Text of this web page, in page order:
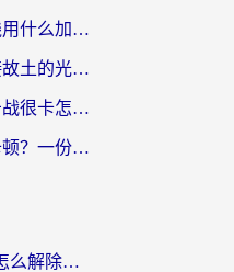
境外玩航海王热血航线用什么加速器？2026海外玩家实测最优方案（附欧洲问道堡垒前线加速技巧）
在异国他乡，寻找连接故土的光明大陆免费加速器
在海外玩坦克世界闪击战很卡怎么办？老玩家亲测有效的加速器选择指南
欧洲怎么玩新诛仙不卡顿？一份给海外游子的国服游戏畅玩指南
优酷手机app地域限制怎么解除？海外党亲测有效的追剧方案